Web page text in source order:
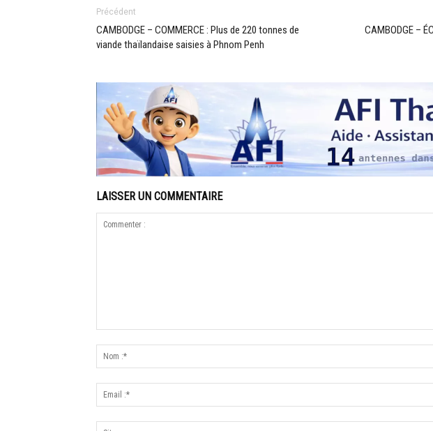
Précédent
CAMBODGE – COMMERCE : Plus de 220 tonnes de
viande thaïlandaise saisies à Phnom Penh
CAMBODGE –
LAISSER UN COMMENTAIRE